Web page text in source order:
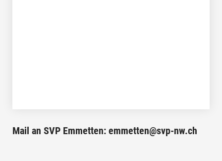
Mail an SVP Emmetten: emmetten@svp-nw.ch